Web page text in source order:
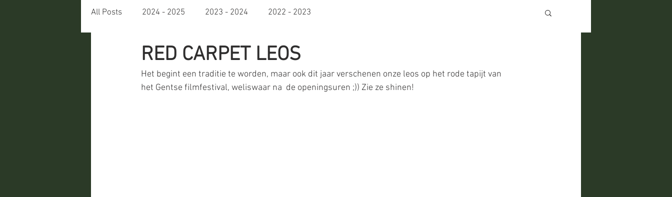
All Posts 2024 - 2025 2023 - 2024 2022 - 2023
RED CARPET LEOS
Het begint een traditie te worden, maar ook dit jaar verschenen onze leos op het rode tapijt van
het Gentse filmfestival, weliswaar na  de openingsuren ;)) Zie ze shinen!